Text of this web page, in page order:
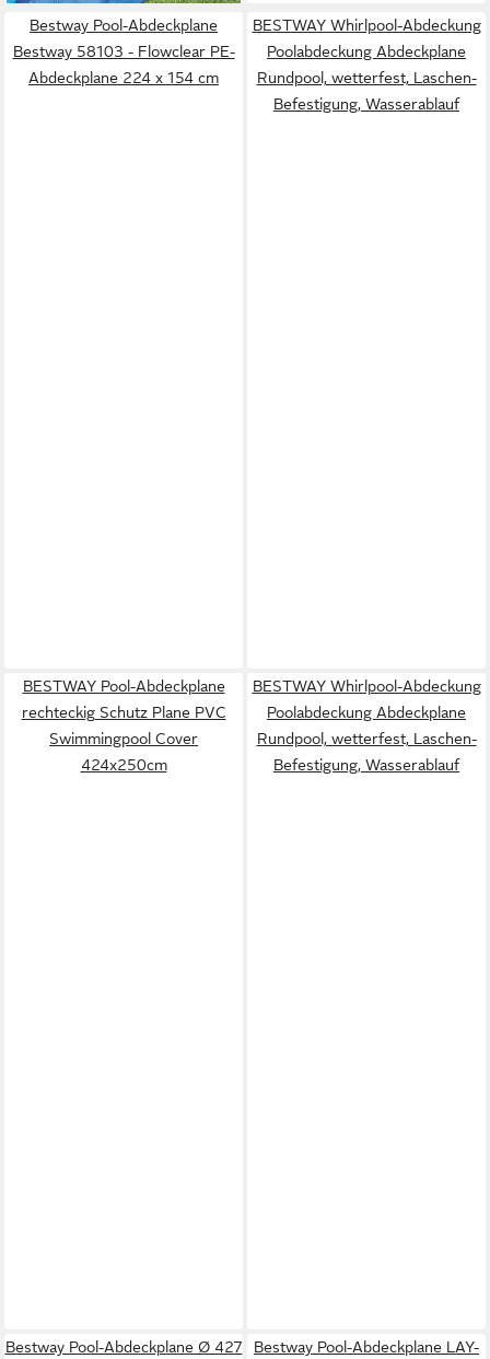
Bestway Pool-Abdeckplane
Bestway 58103 - Flowclear PE-
Abdeckplane 224 x 154 cm
BESTWAY Whirlpool-Abdeckung
Poolabdeckung Abdeckplane
Rundpool, wetterfest, Laschen-
Befestigung, Wasserablauf
BESTWAY Pool-Abdeckplane
rechteckig Schutz Plane PVC
Swimmingpool Cover
424x250cm
BESTWAY Whirlpool-Abdeckung
Poolabdeckung Abdeckplane
Rundpool, wetterfest, Laschen-
Befestigung, Wasserablauf
Bestway Pool-Abdeckplane Ø 427
Bestway Pool-Abdeckplane LAY-